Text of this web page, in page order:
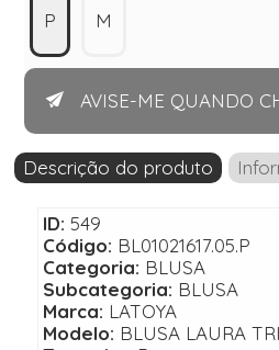
P M
AVISE-ME QUANDO
Descrição do produto
ID: 549
Código: BL01021617.05.P
Categoria: BLUSA
Subcategoria: BLUSA
Marca: LATOYA
Modelo: BLUSA LAURA